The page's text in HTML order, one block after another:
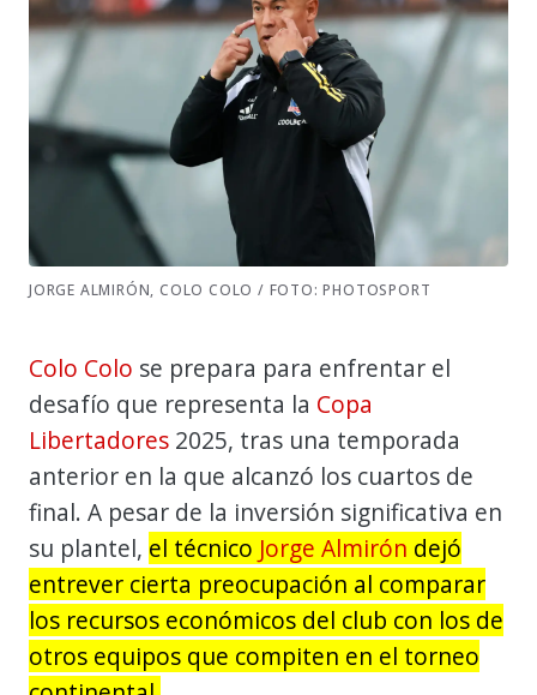
JORGE ALMIRÓN, COLO COLO / FOTO: PHOTOSPORT
Colo Colo se prepara para enfrentar el
desafío que representa la Copa
Libertadores 2025, tras una temporada
anterior en la que alcanzó los cuartos de
final. A pesar de la inversión significativa en
su plantel, el técnico Jorge Almirón dejó
entrever cierta preocupación al comparar
los recursos económicos del club con los de
otros equipos que compiten en el torneo